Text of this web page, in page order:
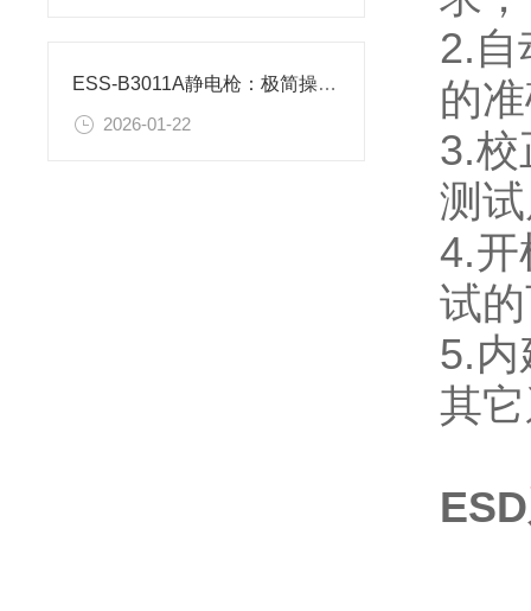
ESS-B3011A静电枪：极简操作赋能高效静电测试
2026-01-22
2.自
的
3.校
测
4.开
试
5.
其